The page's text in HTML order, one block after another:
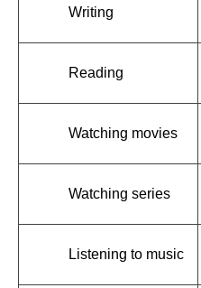
Writing
Reading
Watching movies
Watching series
Listening to music